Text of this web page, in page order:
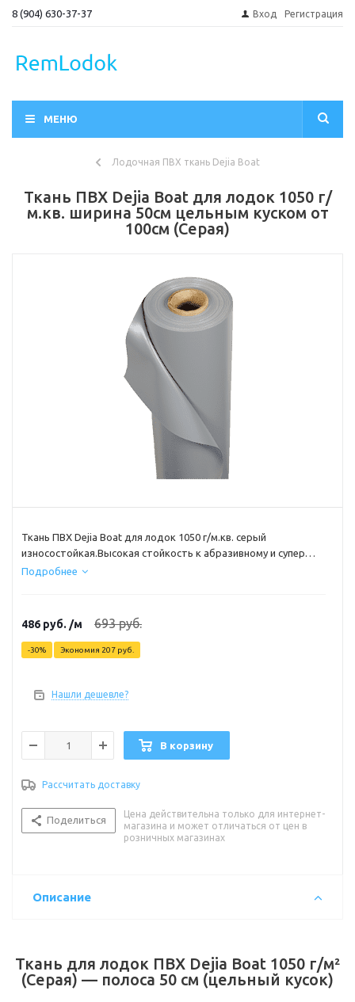
8 (904) 630-37-37 Вход Регистрация
МЕНЮ
Лодочная ПВХ ткань Dejia Boat
Ткань ПВХ Dejia Boat для лодок 1050 г/
м.кв. ширина 50см цельным куском от
100см (Серая)
Ткань ПВХ Dejia Boat для лодок 1050 г/м.кв. серый
износостойкая.Высокая стойкость к абразивному и супер
ударопрочная Многослойный ПВХ материал используется
нейлона и обеспечивает такому ПВХ материалу для лодок
прочность и стойкость к истиранию. Ширина рулона – 50см
Подробнее
486 руб. /м 693руб.
-30% Экономия 207 руб.
Нашли дешевле?
В корзину
Рассчитать доставку
Поделиться
Цена действительна только для интернет-
магазина и может отличаться от цен в
розничных магазинах
Описание
Ткань для лодок ПВХ Dejia Boat 1050 г/м²
(Серая) — полоса 50 см (цельный кусок)